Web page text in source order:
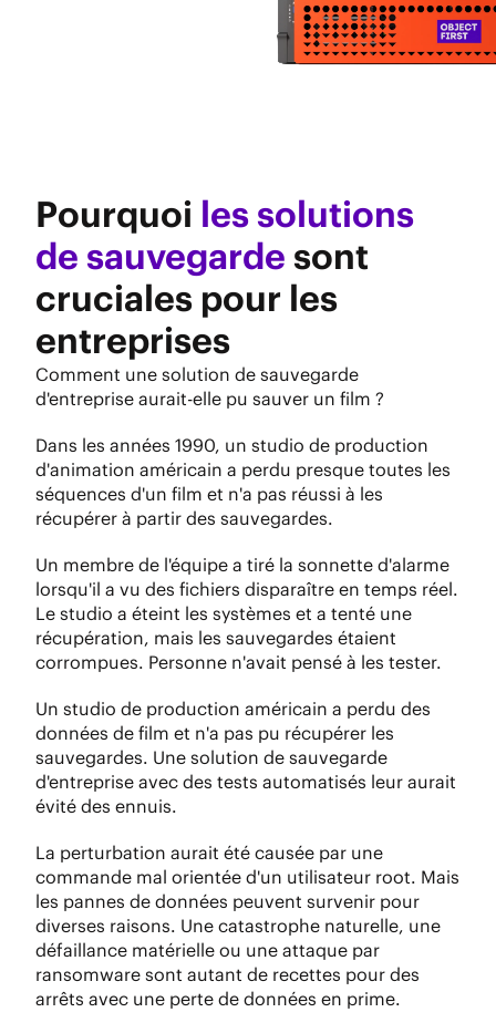
Pourquoi les solutions
de sauvegarde sont
cruciales pour les
entreprises
Comment une solution de sauvegarde
d'entreprise aurait-elle pu sauver un film ?
Dans les années 1990, un studio de production
d'animation américain a perdu presque toutes les
séquences d'un film et n'a pas réussi à les
récupérer à partir des sauvegardes.
Un membre de l'équipe a tiré la sonnette d'alarme
lorsqu'il a vu des fichiers disparaître en temps réel.
Le studio a éteint les systèmes et a tenté une
récupération, mais les sauvegardes étaient
corrompues. Personne n'avait pensé à les tester.
Un studio de production américain a perdu des
données de film et n'a pas pu récupérer les
sauvegardes. Une solution de sauvegarde
d'entreprise avec des tests automatisés leur aurait
évité des ennuis.
La perturbation aurait été causée par une
commande mal orientée d'un utilisateur root. Mais
les pannes de données peuvent survenir pour
diverses raisons. Une catastrophe naturelle, une
défaillance matérielle ou une attaque par
ransomware sont autant de recettes pour des
arrêts avec une perte de données en prime.